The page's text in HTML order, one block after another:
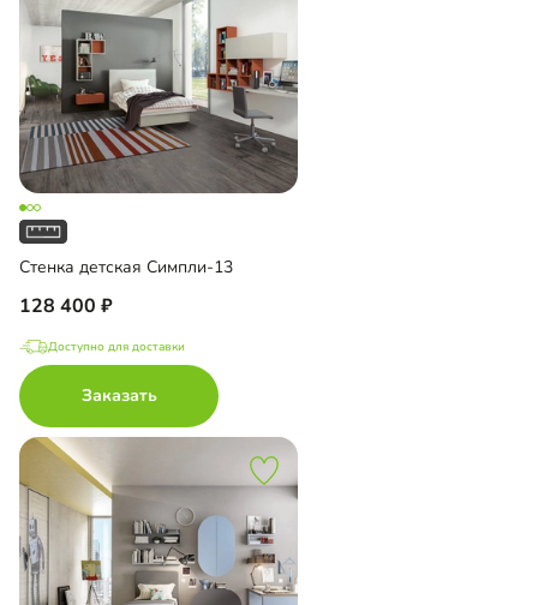
Стенка детская Симпли-13
128 400
Доступно для доставки
Заказать